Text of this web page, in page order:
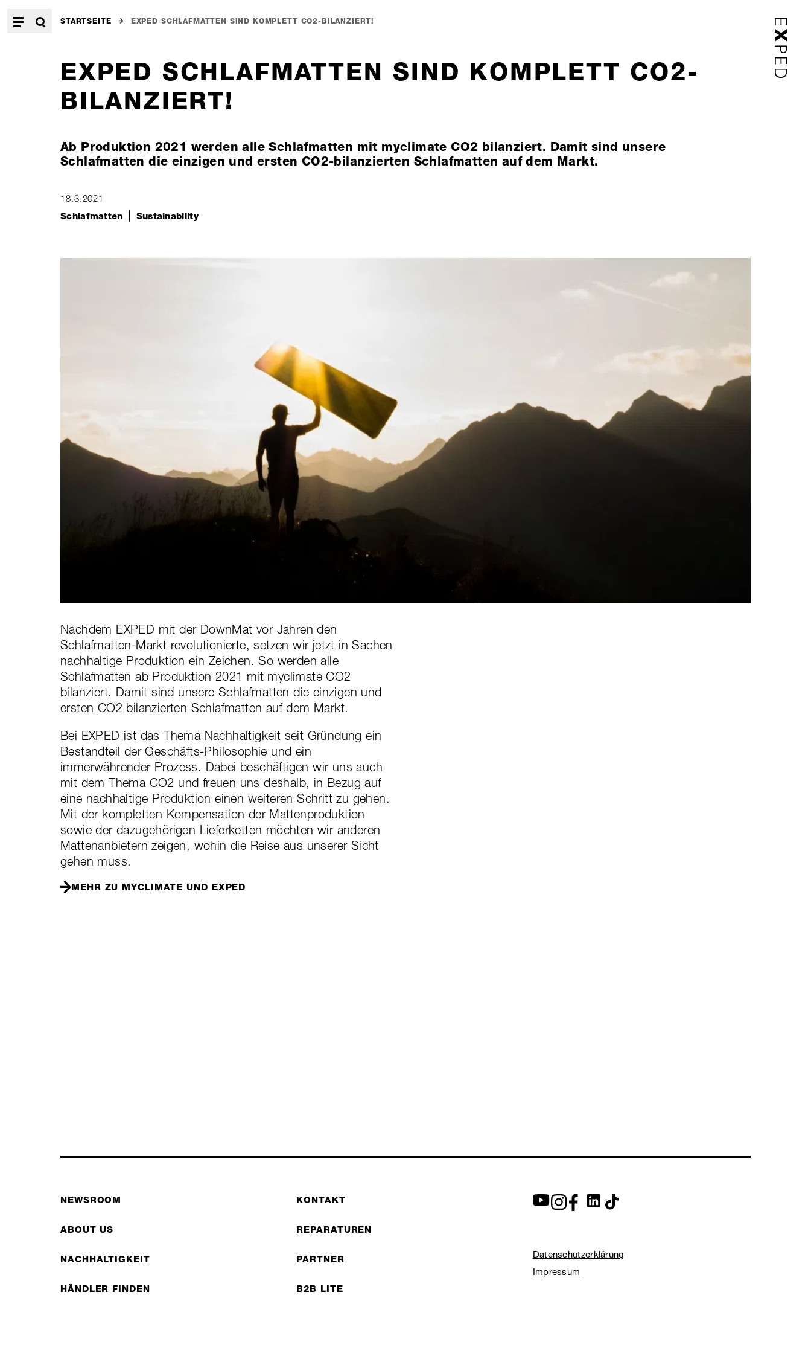
STARTSEITE EXPED SCHLAFMATTEN SIND KOMPLETT CO2-BILANZIERT!
EXPED SCHLAFMATTEN SIND KOMPLETT CO2-
BILANZIERT!
Ab Produktion 2021 werden alle Schlafmatten mit myclimate CO2 bilanziert. Damit sind unsere
Schlafmatten die einzigen und ersten CO2-bilanzierten Schlafmatten auf dem Markt.
18.3.2021
Schlafmatten
Sustainability
Nachdem EXPED mit der DownMat vor Jahren den
Schlafmatten-Markt revolutionierte, setzen wir jetzt in Sachen
nachhaltige Produktion ein Zeichen. So werden alle
Schlafmatten ab Produktion 2021 mit myclimate CO2
bilanziert. Damit sind unsere Schlafmatten die einzigen und
ersten CO2 bilanzierten Schlafmatten auf dem Markt.
Bei EXPED ist das Thema Nachhaltigkeit seit Gründung ein
Bestandteil der Geschäfts-Philosophie und ein
immerwährender Prozess. Dabei beschäftigen wir uns auch
mit dem Thema CO2 und freuen uns deshalb, in Bezug auf
eine nachhaltige Produktion einen weiteren Schritt zu gehen.
Mit der kompletten Kompensation der Mattenproduktion
sowie der dazugehörigen Lieferketten möchten wir anderen
Mattenanbietern zeigen, wohin die Reise aus unserer Sicht
gehen muss.
MEHR ZU MYCLIMATE UND EXPED
NEWSROOM
ABOUT US
NACHHALTIGKEIT
HÄNDLER FINDEN
KONTAKT
REPARATUREN
PARTNER
B2B LITE
Datenschutzerklärung
Impressum